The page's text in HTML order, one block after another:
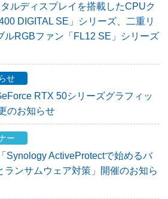
ルディスプレイを搭載したCPUク
DIGITAL SE」シリーズ、二重リ
ルRGBファン「FL12 SE」シリーズ
せ
RTX 50シリーズグラフィッ
のお知らせ
ー
Synology ActiveProtectで始めるバ
ランサムウェア対策」開催のお知ら